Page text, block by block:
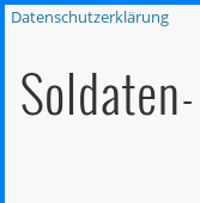
Datenschutzerklärung